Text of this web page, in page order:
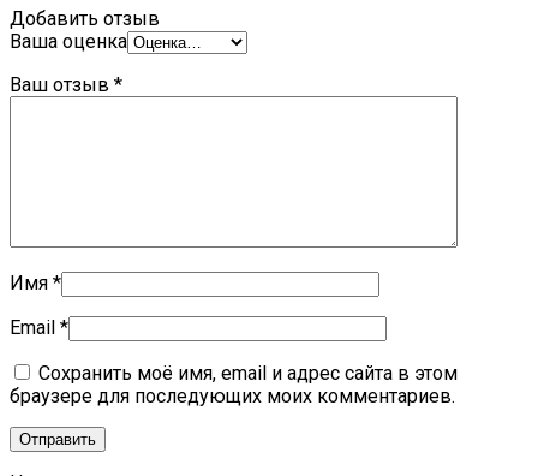
Добавить отзыв
Ваша оценка
Ваш отзыв *
Имя *
Email *
Сохранить моё имя, email и адрес сайта в этом
браузере для последующих моих комментариев.